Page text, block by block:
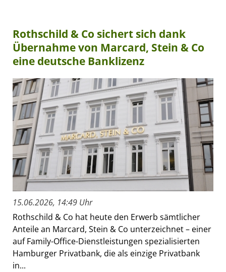
Rothschild & Co sichert sich dank
Übernahme von Marcard, Stein & Co
eine deutsche Banklizenz
15.06.2026, 14:49 Uhr
Rothschild & Co hat heute den Erwerb sämtlicher
Anteile an Marcard, Stein & Co unterzeichnet – einer
auf Family-Office-Dienstleistungen spezialisierten
Hamburger Privatbank, die als einzige Privatbank
in...